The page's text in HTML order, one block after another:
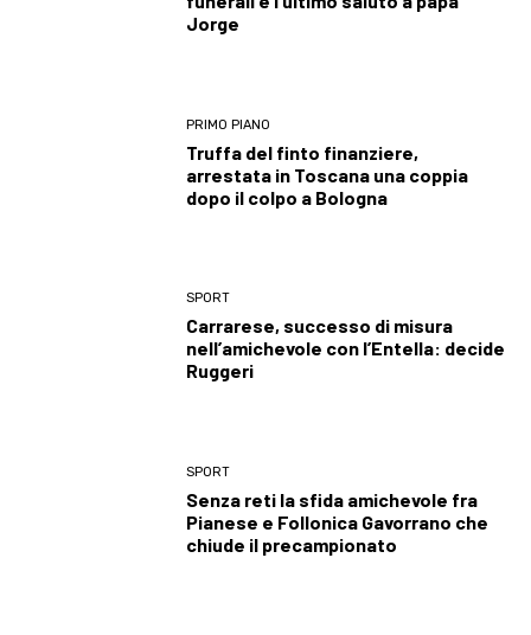
Jorge
PRIMO PIANO
Truffa del finto finanziere,
arrestata in Toscana una coppia
dopo il colpo a Bologna
SPORT
Carrarese, successo di misura
nell’amichevole con l’Entella: decide
Ruggeri
SPORT
Senza reti la sfida amichevole fra
Pianese e Follonica Gavorrano che
chiude il precampionato